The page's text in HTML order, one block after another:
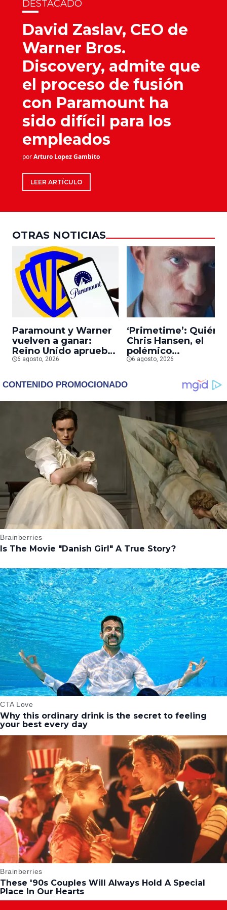
DESTACADO
David Zaslav, CEO de
Warner Bros.
Discovery, admite que
el proceso de fusión
con Paramount ha
sido difícil para los
empleados
porArturo Lopez Gambito
LEER ARTÍCULO
OTRAS NOTICIAS
Paramount y Warner
vuelven a ganar:
Reino Unido aprueba
la fusión entre
6 agosto, 2026
‘Primetime’: Quién
Chris Hansen, el
polémico
presentador que
interpreta en su
nueva película
6 agosto, 2026